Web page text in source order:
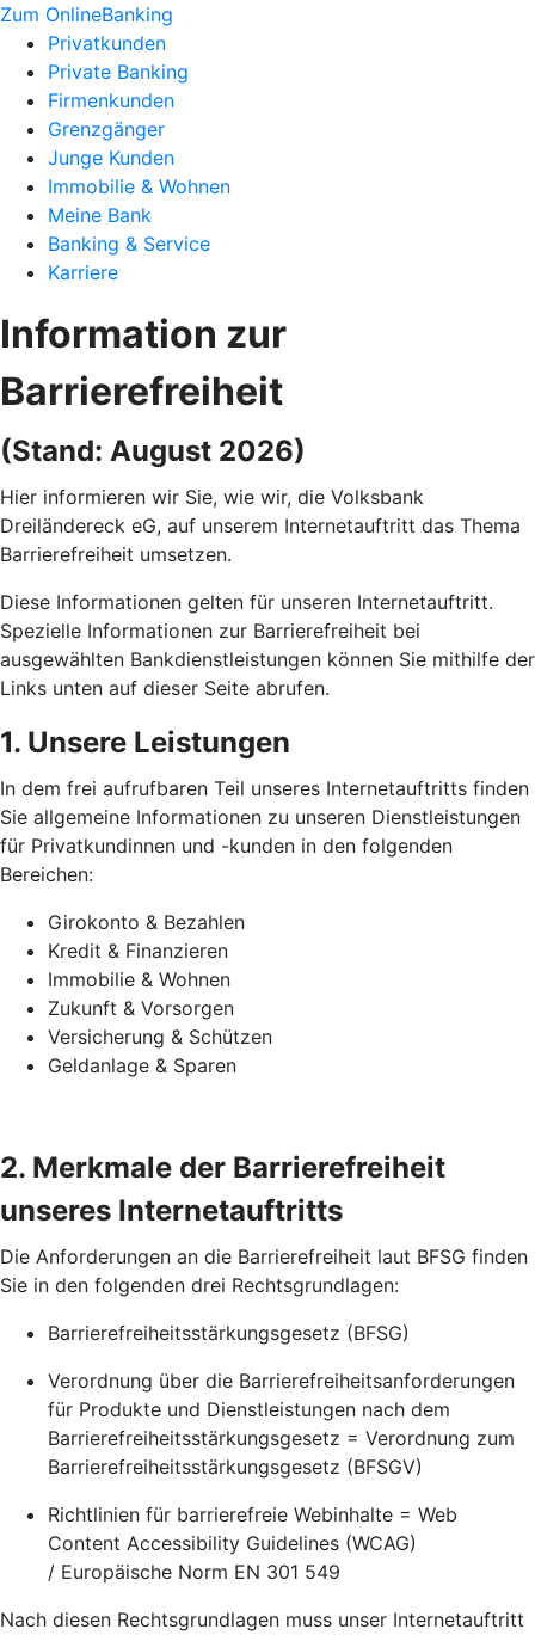
Zum OnlineBanking
Privatkunden
Private Banking
Firmenkunden
Grenzgänger
Junge Kunden
Immobilie & Wohnen
Meine Bank
Banking & Service
Karriere
Information zur
Barrierefreiheit
(Stand: August 2026)
Hier informieren wir Sie, wie wir, die Volksbank
Dreiländereck eG, auf unserem Internetauftritt das Thema
Barrierefreiheit umsetzen.
Diese Informationen gelten für unseren Internetauftritt.
Spezielle Informationen zur Barrierefreiheit bei
ausgewählten Bankdienstleistungen können Sie mithilfe der
Links unten auf dieser Seite abrufen.
1. Unsere Leistungen
In dem frei aufrufbaren Teil unseres Internetauftritts finden
Sie allgemeine Informationen zu unseren Dienstleistungen
für Privatkundinnen und -kunden in den folgenden
Bereichen:
Girokonto & Bezahlen
Kredit & Finanzieren
Immobilie & Wohnen
Zukunft & Vorsorgen
Versicherung & Schützen
Geldanlage & Sparen
2. Merkmale der Barrierefreiheit
unseres Internetauftritts
Die Anforderungen an die Barrierefreiheit laut BFSG finden
Sie in den folgenden drei Rechtsgrundlagen:
Barrierefreiheitsstärkungsgesetz (BFSG)
Verordnung über die Barrierefreiheitsanforderungen
für Produkte und Dienstleistungen nach dem
Barrierefreiheitsstärkungsgesetz = Verordnung zum
Barrierefreiheitsstärkungsgesetz (BFSGV)
Richtlinien für barrierefreie Webinhalte = Web
Content Accessibility Guidelines (WCAG)
/ Europäische Norm EN 301 549
Nach diesen Rechtsgrundlagen muss unser Internetauftritt